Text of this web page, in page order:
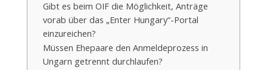
Gibt es beim OIF die Möglichkeit, Anträge
vorab über das „Enter Hungary“-Portal
einzureichen?
Müssen Ehepaare den Anmeldeprozess in
Ungarn getrennt durchlaufen?